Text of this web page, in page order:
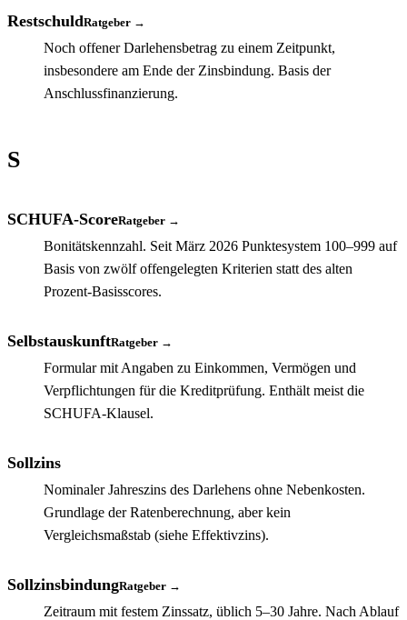
RestschuldRatgeber →
Noch offener Darlehensbetrag zu einem Zeitpunkt,
insbesondere am Ende der Zinsbindung. Basis der
Anschlussfinanzierung.
S
SCHUFA-ScoreRatgeber →
Bonitätskennzahl. Seit März 2026 Punktesystem 100–999 auf
Basis von zwölf offengelegten Kriterien statt des alten
Prozent-Basisscores.
SelbstauskunftRatgeber →
Formular mit Angaben zu Einkommen, Vermögen und
Verpflichtungen für die Kreditprüfung. Enthält meist die
SCHUFA-Klausel.
Sollzins
Nominaler Jahreszins des Darlehens ohne Nebenkosten.
Grundlage der Ratenberechnung, aber kein
Vergleichsmaßstab (siehe Effektivzins).
SollzinsbindungRatgeber →
Zeitraum mit festem Zinssatz, üblich 5–30 Jahre. Nach Ablauf